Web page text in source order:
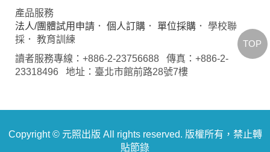
產品服務
法人/團體試用申請 ． 個人訂購 ． 單位採購 ． 學校聯
採． 教育訓練
讀者服務專線：+886-2-23756688 傳真：+886-2-
23318496 地址：臺北市館前路28號7樓
Copyright © 元照出版 All rights reserved. 版權所有，禁止轉
貼節錄
TOP